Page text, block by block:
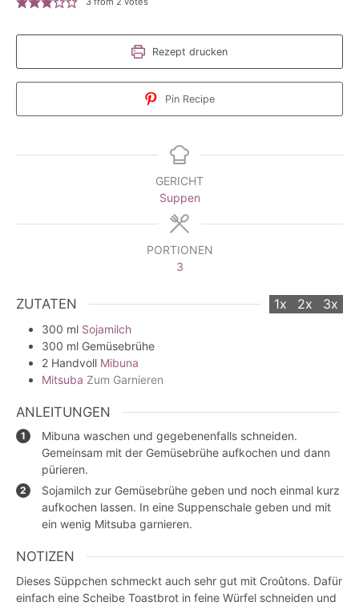
Rezept drucken
Pin Recipe
GERICHT
Suppen
PORTIONEN
3
ZUTATEN 1x 2x 3x
300 ml Sojamilch
300 ml Gemüsebrühe
2 Handvoll Mibuna
Mitsuba Zum Garnieren
ANLEITUNGEN
Mibuna waschen und gegebenenfalls schneiden.
Gemeinsam mit der Gemüsebrühe aufkochen und dann
pürieren.
Sojamilch zur Gemüsebrühe geben und noch einmal kurz
aufkochen lassen. In eine Suppenschale geben und mit
ein wenig Mitsuba garnieren.
NOTIZEN
Dieses Süppchen schmeckt auch sehr gut mit Croûtons. Dafür
einfach eine Scheibe Toastbrot in feine Würfel schneiden und